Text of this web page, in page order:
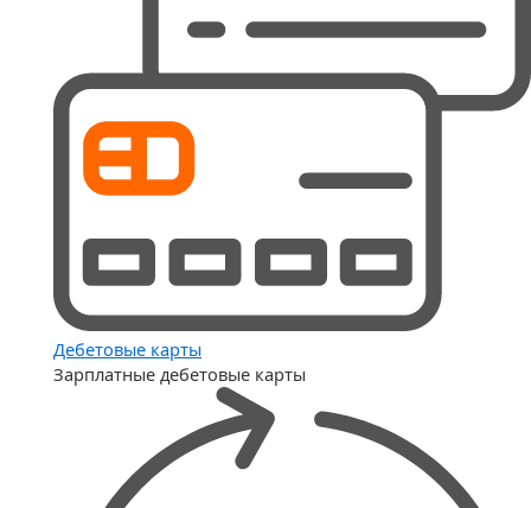
Дебетовые карты
Зарплатные дебетовые карты